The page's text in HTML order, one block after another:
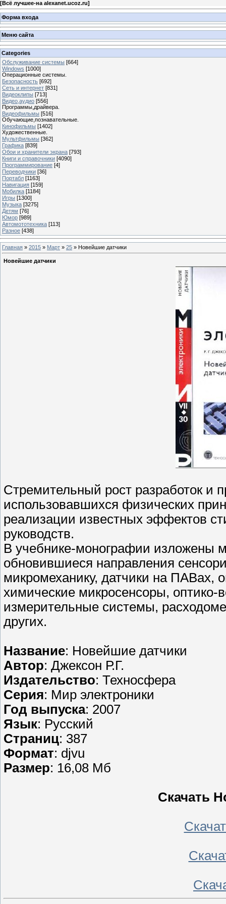
[Всё лучшее-на alexanet.ucoz.ru]
Форма входа
Меню сайта
Categories
Обслуживание системы [664]
Windows [1000]
Операционные системы.
Безопасность [692]
Сеть и интернет [831]
Видеоклипы [713]
Видео,аудио [556]
Программы,драйвера.
Видеофильмы [516]
Обучающие,познавательные.
Кинофильмы [1402]
Художественные.
Мультфильмы [362]
Графика [839]
Обои и хранители экрана [793]
Книги и справочники [4090]
Программирование [4]
Переводчики [36]
Портабл [1163]
Навигация [159]
Мобилка [1184]
Игры [1300]
Музыка [3275]
Детям [76]
Юмор [989]
Автомототехника [113]
Разное [438]
Главная » 2015 » Март » 25 » Новейшие датчики
Новейшие датчики
Стремительный рост разработок и
использовавшихся физических
реализации известных эффектов
руководств.
В учебнике-монографии изложены
обновившиеся направления
микромеханику, датчики на ПАВах,
химические микросенсоры, оптико-
измерительные системы,
других.
Название: Новейшие датчики
Автор: Джексон Р.Г.
Издательство: Техносфера
Серия: Мир электроники
Год выпуска: 2007
Язык: Русский
Страниц: 387
Формат: djvu
Размер: 16,08 Мб
Скачать